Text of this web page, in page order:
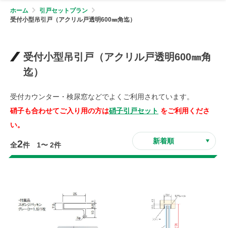
ホーム
引戸セットプラン
受付小型吊引戸（アクリル戸透明600㎜角迄）
受付小型吊引戸（アクリル戸透明600㎜角
迄）
受付カウンター・検尿窓などでよくご利用されています。
硝子も合わせてご入り用の方は硝子引戸セット をご利用くださ
い。
全2件 1〜 2件